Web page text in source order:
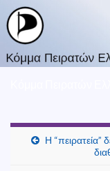
Η “πειρατεία”